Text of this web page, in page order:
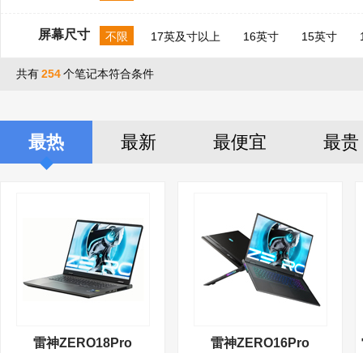
屏幕尺寸 不限 17英及寸以上 16英寸 15英寸
共有254个笔记本符合条件
最热 最新 最便宜 最贵
雷神ZERO18Pro 雷神ZERO16Pro